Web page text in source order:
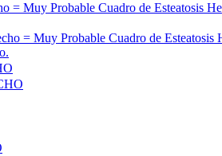
= Muy Probable Cuadro de Esteatosis
= Muy Probable Cuadro de Esteatosis